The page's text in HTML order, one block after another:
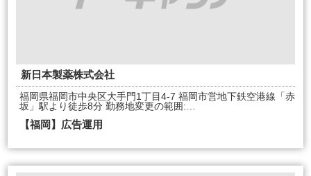
新日本製薬株式会社
福岡県福岡市中央区大手門1丁目4-7 福岡市営地下鉄空港線「赤
坂」駅より徒歩8分 勤務地変更の範囲:…
【福岡】広告運用